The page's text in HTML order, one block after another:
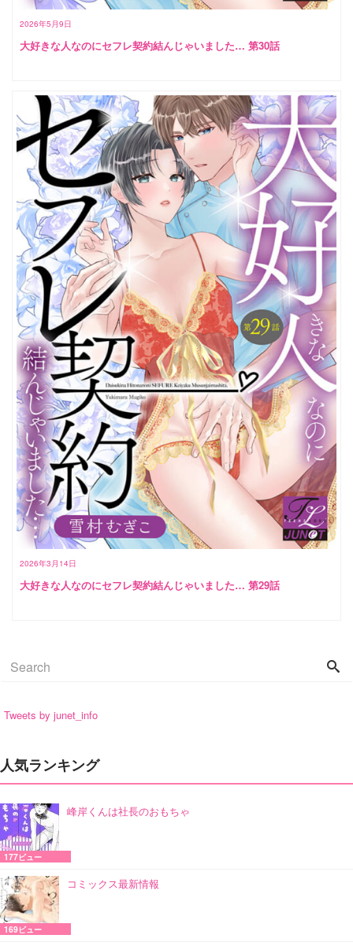
2026年5月9日
大好きな人なのにセフレ契約結んじゃいました… 第30話
2026年3月14日
大好きな人なのにセフレ契約結んじゃいました… 第29話
Tweets by junet_info
人気ランキング
峰岸くんは社長のおもちゃ
177ビュー
コミックス最新情報
169ビュー